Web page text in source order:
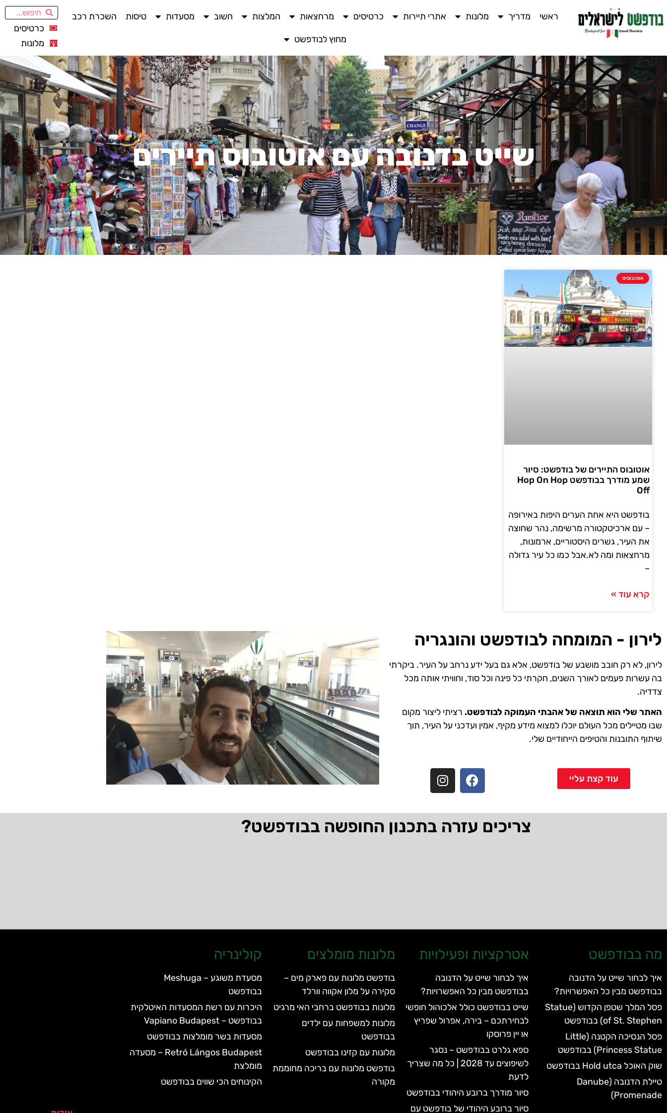
ראשי מדריך מלונות אתרי תיירות כרטיסים מרחצאות המלצות חשוב מסעדות טיסות השכרת רכב
מחוץ לבודפשט
כרטיסים
מלונות
שייט בדנובה עם אוטובוס תיירים
אוטובוסים
אוטובוס התיירים של בודפשט: סיור
שמע מודרך בבודפשט Hop On Hop
Off
בודפשט היא אחת הערים היפות באירופה
– עם ארכיטקטורה מרשימה, נהר שחוצה
את העיר, גשרים היסטוריים, ארמונות,
מרחצאות ומה לא.אבל כמו כל עיר גדולה
–
קרא עוד »
לירון - המומחה לבודפשט והונגריה
לירון, לא רק חובב מושבע של בודפשט, אלא גם בעל ידע נרחב על העיר. ביקרתי
בה עשרות פעמים לאורך השנים, חקרתי כל פינה וכל סוד, וחוויתי אותה מכל
צדדיה.
האתר שלי הוא תוצאה של אהבתי העמוקה לבודפשט. רציתי ליצור מקום
שבו מטיילים מכל העולם יוכלו למצוא מידע מקיף, אמין ועדכני על העיר, תוך
שיתוף התובנות והטיפים הייחודיים שלי.
עוד קצת עליי
צריכים עזרה בתכנון החופשה בבודפשט?
מה בבודפשט
איך לבחור שייט על הדנובה
בבודפשט מבין כל האפשרויות?
פסל המלך שטפן הקדוש (Statue
of St. Stephen) בבודפשט
פסל הנסיכה הקטנה (Little
Princess Statue) בבודפשט
שוק האוכל Hold utca בבודפשט
טיילת הדנובה (Danube
Promenade)
אטרקציות ופעילויות
איך לבחור שייט על הדנובה
בבודפשט מבין כל האפשרויות?
שייט בבודפשט כולל אלכוהול חופשי
לבחירתכם – בירה, אפרול שפריץ
או יין פרוסקו
ספא גלרט בבודפשט – נסגר
לשיפוצים עד 2028 | כל מה שצריך
לדעת
סיור מודרך ברובע היהודי בבודפשט
סיור ברובע היהודי של בודפשט עם
מלונות מומלצים
בודפשט מלונות עם פארק מים –
סקירה על מלון אקווה וורלד
מלונות בבודפשט ברחבי האי מרגיט
מלונות למשפחות עם ילדים
בבודפשט
מלונות עם קזינו בבודפשט
בודפשט מלונות עם בריכה מחוממת
מקורה
קולינריה
מסעדת משוגע – Meshuga
בבודפשט
היכרות עם רשת המסעדות האיטלקית
בבודפשט – Vapiano Budapest
מסעדות בשר מומלצות בבודפשט
Retró Lángos Budapest – מסעדה
מומלצת
הקינוחים הכי שווים בבודפשט